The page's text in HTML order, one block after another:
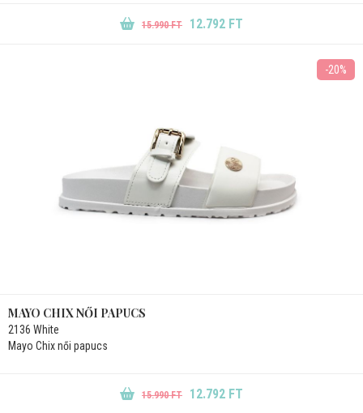
15.990 FT 12.792 FT
-20%
MAYO CHIX NŐI PAPUCS
2136 White
Mayo Chix női papucs
15.990 FT 12.792 FT